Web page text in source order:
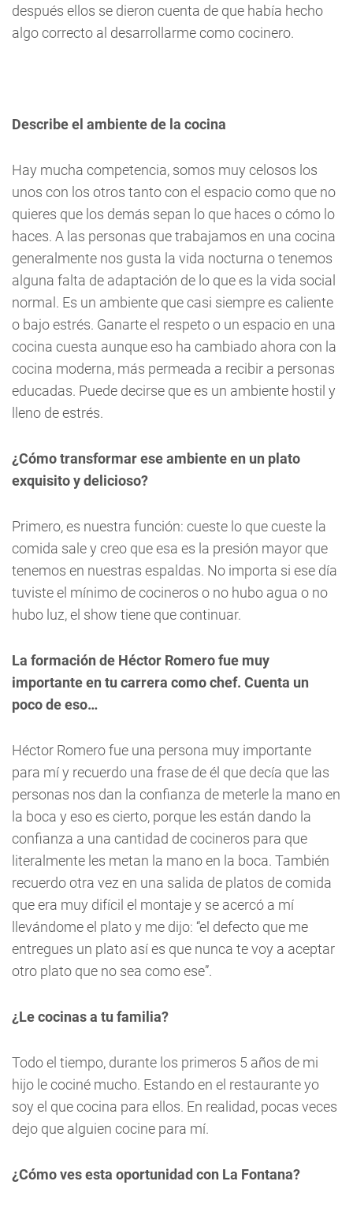
después ellos se dieron cuenta de que había hecho
algo correcto al desarrollarme como cocinero.
Describe el ambiente de la cocina
Hay mucha competencia, somos muy celosos los
unos con los otros tanto con el espacio como que no
quieres que los demás sepan lo que haces o cómo lo
haces. A las personas que trabajamos en una cocina
generalmente nos gusta la vida nocturna o tenemos
alguna falta de adaptación de lo que es la vida social
normal. Es un ambiente que casi siempre es caliente
o bajo estrés. Ganarte el respeto o un espacio en una
cocina cuesta aunque eso ha cambiado ahora con la
cocina moderna, más permeada a recibir a personas
educadas. Puede decirse que es un ambiente hostil y
lleno de estrés.
¿Cómo transformar ese ambiente en un plato
exquisito y delicioso?
Primero, es nuestra función: cueste lo que cueste la
comida sale y creo que esa es la presión mayor que
tenemos en nuestras espaldas. No importa si ese día
tuviste el mínimo de cocineros o no hubo agua o no
hubo luz, el show tiene que continuar.
La formación de Héctor Romero fue muy
importante en tu carrera como chef. Cuenta un
poco de eso…
Héctor Romero fue una persona muy importante
para mí y recuerdo una frase de él que decía que las
personas nos dan la confianza de meterle la mano en
la boca y eso es cierto, porque les están dando la
confianza a una cantidad de cocineros para que
literalmente les metan la mano en la boca. También
recuerdo otra vez en una salida de platos de comida
que era muy difícil el montaje y se acercó a mí
llevándome el plato y me dijo: “el defecto que me
entregues un plato así es que nunca te voy a aceptar
otro plato que no sea como ese”.
¿Le cocinas a tu familia?
Todo el tiempo, durante los primeros 5 años de mi
hijo le cociné mucho. Estando en el restaurante yo
soy el que cocina para ellos. En realidad, pocas veces
dejo que alguien cocine para mí.
¿Cómo ves esta oportunidad con La Fontana?